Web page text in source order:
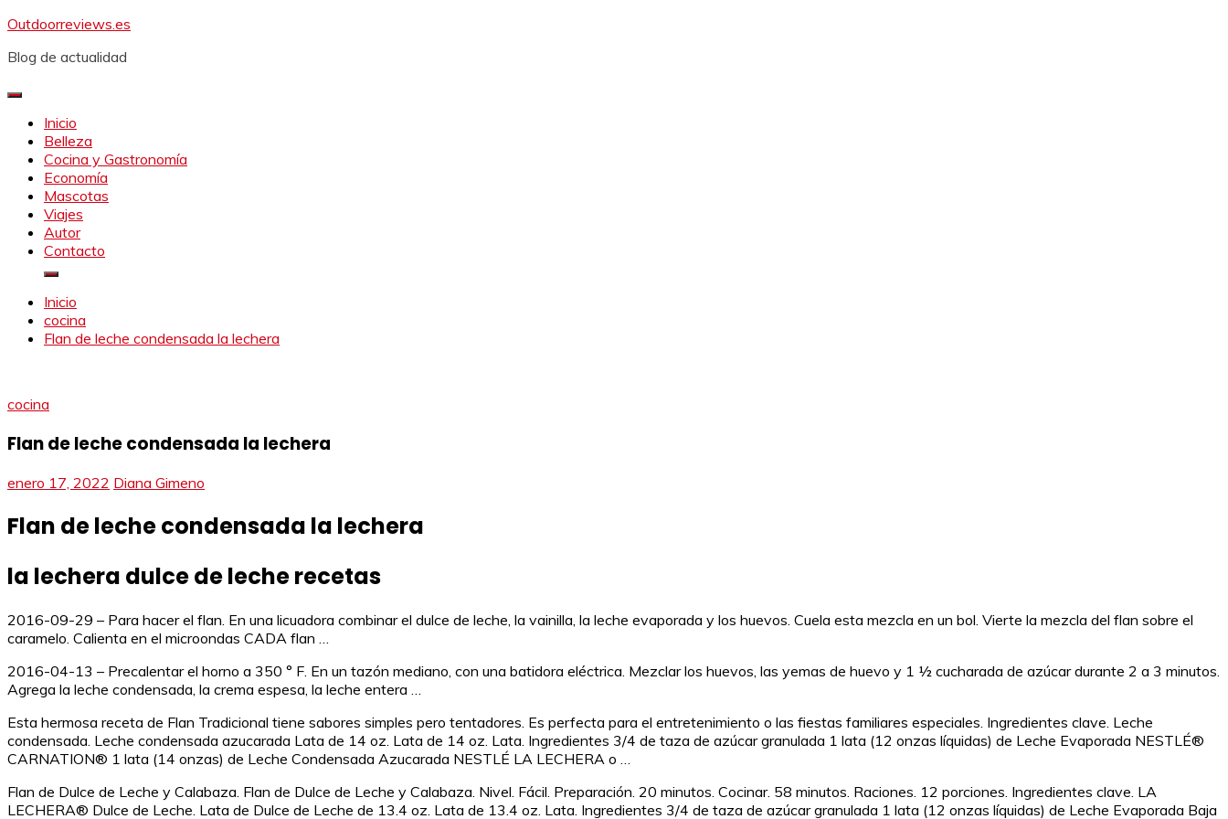
Saltar
contenido
Outdoorreviews.es
Blog de actualidad
Inicio
Belleza
Cocina y Gastronomía
Economía
Mascotas
Viajes
Autor
Contacto
Inicio
cocina
Flan de leche condensada la lechera
cocina
Flan de leche condensada la lechera
enero 17, 2022 Diana Gimeno
Flan de leche condensada la lechera
la lechera dulce de leche recetas
2016-09-29 – Para hacer el flan. En una licuadora combinar el dulce de leche, la vainilla, la leche evaporada y los huevos. Cuela esta mezcla en un bol. Vierte la mezcla del flan sobre el
caramelo. Calienta en el microondas CADA flan …
2016-04-13 – Precalentar el horno a 350 ° F. En un tazón mediano, con una batidora eléctrica. Mezclar los huevos, las yemas de huevo y 1 ½ cucharada de azúcar durante 2 a 3 minutos.
Agrega la leche condensada, la crema espesa, la leche entera …
Esta hermosa receta de Flan Tradicional tiene sabores simples pero tentadores. Es perfecta para el entretenimiento o las fiestas familiares especiales. Ingredientes clave. Leche
condensada. Leche condensada azucarada Lata de 14 oz. Lata de 14 oz. Lata. Ingredientes 3/4 de taza de azúcar granulada 1 lata (12 onzas líquidas) de Leche Evaporada NESTLÉ®
CARNATION® 1 lata (14 onzas) de Leche Condensada Azucarada NESTLÉ LA LECHERA o …
Flan de Dulce de Leche y Calabaza. Flan de Dulce de Leche y Calabaza. Nivel. Fácil. Preparación. 20 minutos. Cocinar. 58 minutos. Raciones. 12 porciones. Ingredientes clave. LA
LECHERA® Dulce de Leche. Lata de Dulce de Leche de 13.4 oz. Lata de 13.4 oz. Lata. Ingredientes 3/4 de taza de azúcar granulada 1 lata (12 onzas líquidas) de Leche Evaporada Baja